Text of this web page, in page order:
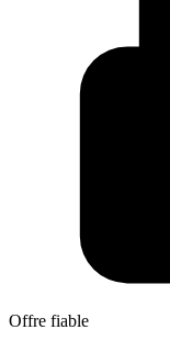
Offre fiable